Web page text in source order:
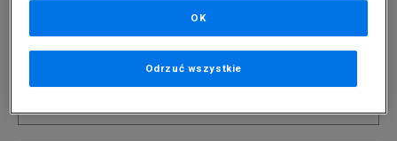
PRODUKT NIEDOSTĘPNY
Jeśli artykuł będzie ponownie dostępny, otrzymasz od nas
Odrzuć wszystkie
OK